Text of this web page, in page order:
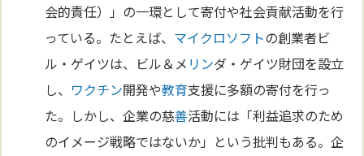
会的責任）」の一環として寄付や社会貢献活動を行
っている。たとえば、 マイクロソフトの創業者ビ
ル・ゲイツは、ビル＆メ リンダ・ゲイツ財団を設立
し、 ワクチン開発や教育支援に多額の寄付を行っ
た。しかし、企業の慈善活動には「利益追求のため
のイメージ戦略ではないか」という批判もある。企